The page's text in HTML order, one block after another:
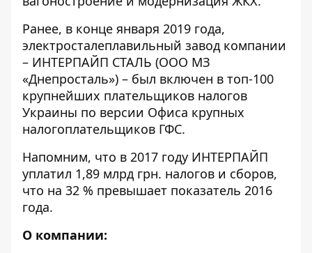
Ранее, в конце января 2019 года,
электросталеплавильный завод компании
– ИНТЕРПАЙП СТАЛЬ (ООО МЗ
«Днепросталь») – был включен в топ-100
крупнейших плательщиков налогов
Украины по версии Офиса крупных
налогоплательщиков ГФС.
Напомним, что в 2017 году ИНТЕРПАЙП
уплатил 1,89 млрд грн. налогов и сборов,
что на 32 % превышает показатель 2016
года.
О компании: